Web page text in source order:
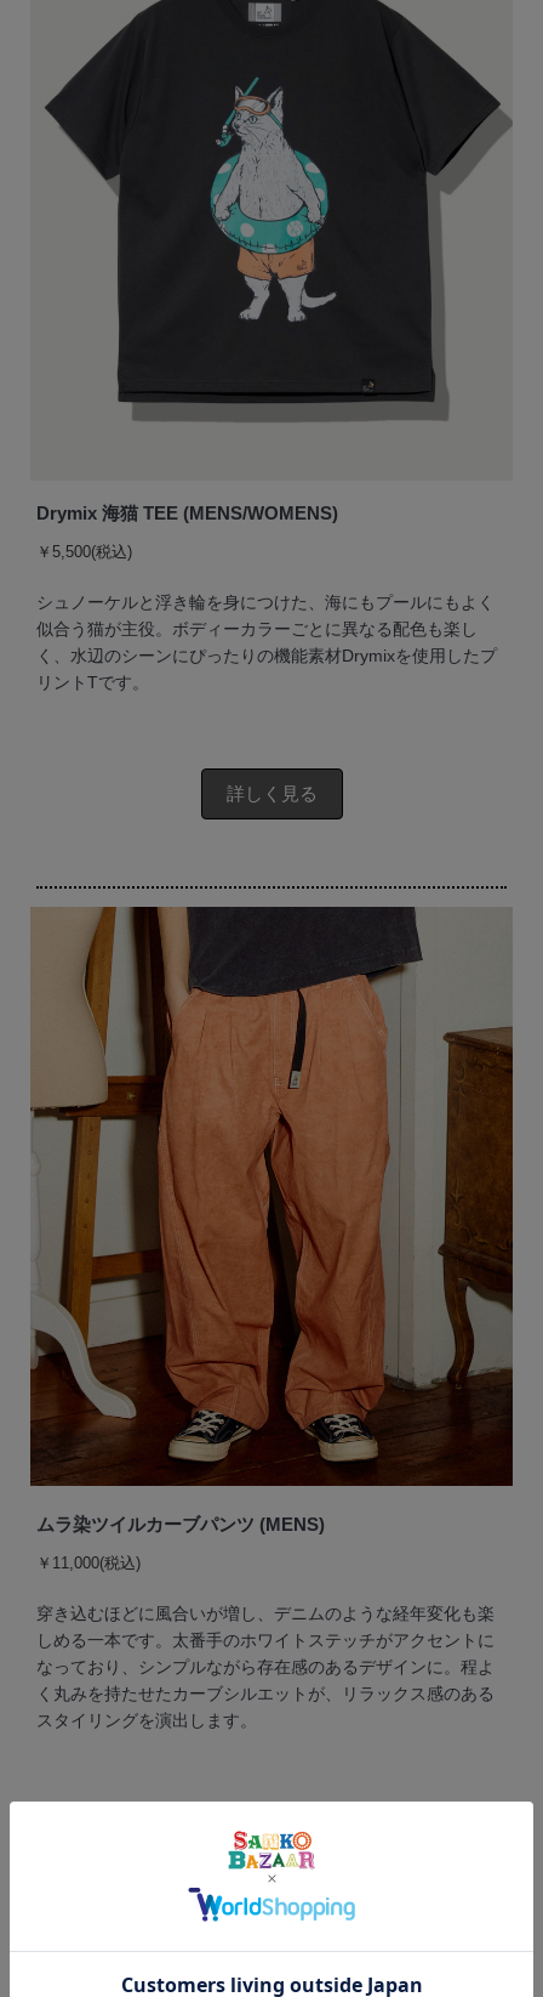
Drymix 海猫 TEE (MENS/WOMENS)
￥5,500(税込)
シュノーケルと浮き輪を身につけた、海にもプールにもよく
似合う猫が主役。ボディーカラーごとに異なる配色も楽し
く、水辺のシーンにぴったりの機能素材Drymixを使用したプ
リントTです。
詳しく見る
ムラ染ツイルカーブパンツ (MENS)
￥11,000(税込)
穿き込むほどに風合いが増し、デニムのような経年変化も楽
しめる一本です。太番手のホワイトステッチがアクセントに
なっており、シンプルながら存在感のあるデザインに。程よ
く丸みを持たせたカーブシルエットが、リラックス感のある
スタイリングを演出します。
詳しく見る